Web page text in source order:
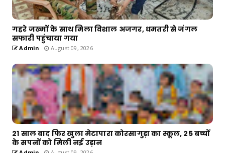
गहरे जख्मों के साथ मिला विशाल अजगर, धमतरी से जंगल
सफारी पहुंचाया गया
Admin August 09, 2026
21 साल बाद फिर खुला मेटापारा कोरसागुड़ा का स्कूल, 25 बच्चों
के सपनों को मिली नई उड़ान